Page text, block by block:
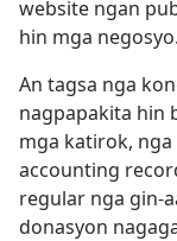
website ngan
hin mga negosyo.
An tagsa nga
nagpapakita hin
mga katirok,
accounting
regular nga gin-
donasyon